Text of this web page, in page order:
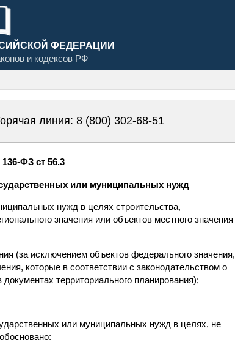
ФЕДЕРАЦИИ
и кодексов РФ
линия: 8 (800) 302-68-51
ФЗ ст 56.3
или муниципальных нужд
нужд в целях строительства,
значения или объектов местного значения
(за исключением объектов федерального значения,
которые в соответствии с законодательством о
территориального планирования);
или муниципальных нужд в целях, не